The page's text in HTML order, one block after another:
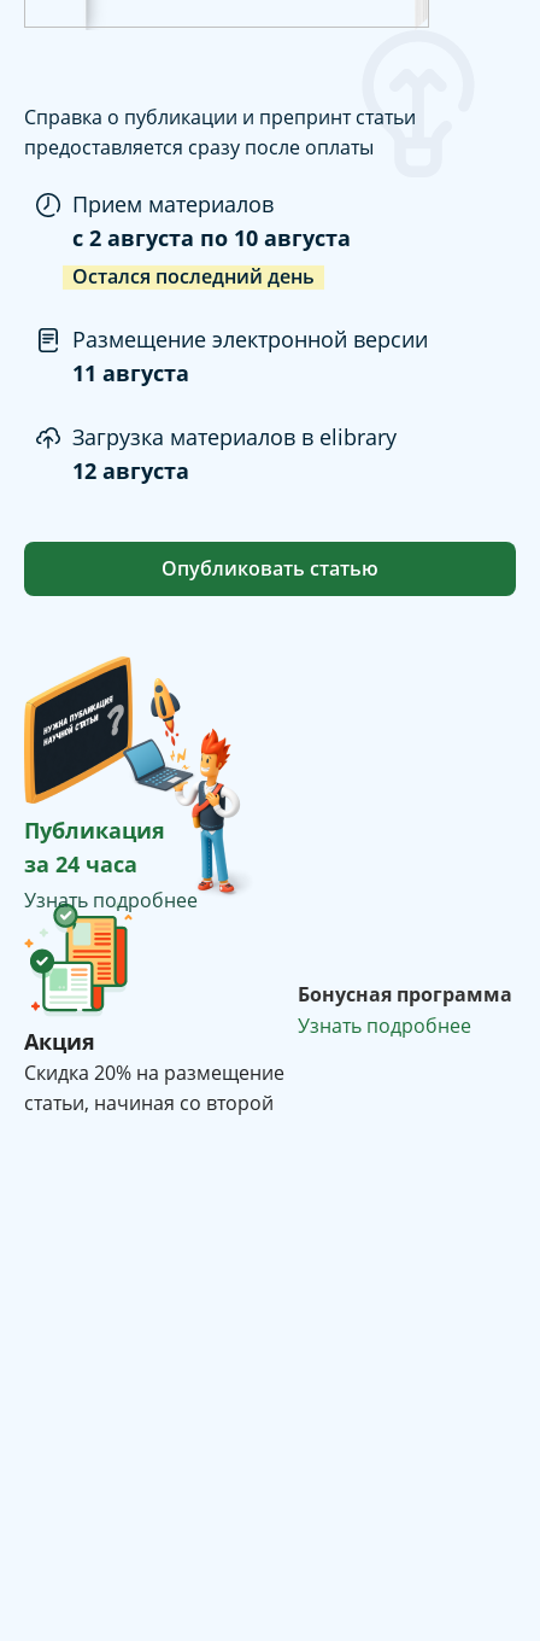
Справка о публикации и препринт статьи
предоставляется сразу после оплаты
Прием материалов
c 2 августа по 10 августа
Остался последний день
Размещение электронной версии
11 августа
Загрузка материалов в elibrary
12 августа
Опубликовать статью
Публикация
за 24 часа
Узнать подробнее
Акция
Cкидка 20% на размещение
статьи, начиная со второй
Бонусная программа
Узнать подробнее